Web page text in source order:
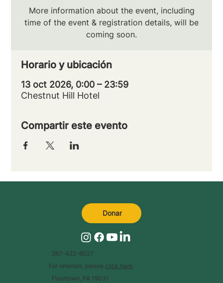
More information about the event, including
time of the event & registration details, will be
coming soon.
Horario y ubicación
13 oct 2026, 0:00 – 23:59
Chestnut Hill Hotel
Compartir este evento
267-422-6027
For referrals, please click here
Flourtown, PA 19031
Donar